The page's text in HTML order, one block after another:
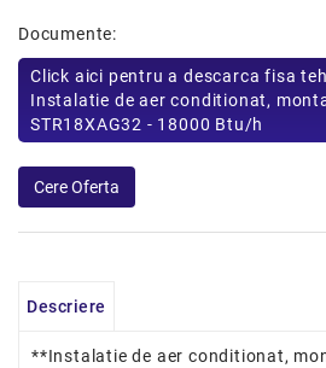
Documente:
Click aici pentru a descarca fisa
Instalatie de aer conditionat,
STR18XAG32 - 18000 Btu/h
Descriere
**Instalatie de aer conditionat,